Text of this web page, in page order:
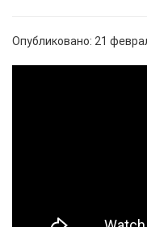
Опубликовано: 21